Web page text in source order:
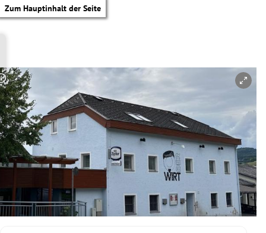
Zum Hauptinhalt der Seite
Copyright-Hinweis öffnen/schließen